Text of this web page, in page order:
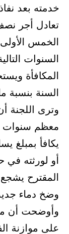
خدمته بعد
تعادل أجر
الخمس
السنوات
المكافأة
السنة بنسبة
وترى
معظم سنوات
يكافأ بمبلغ
أو لورثته في
المقترح
وضخ دماء
وأوضحت أن
على موازنة